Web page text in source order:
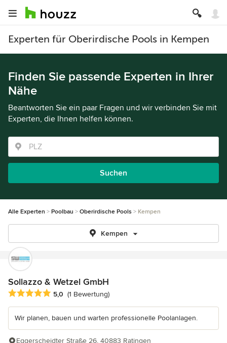
Experten für Oberirdische Pools in Kempen
Finden Sie passende Experten in Ihrer
Nähe
Beantworten Sie ein paar Fragen und wir verbinden Sie mit
Experten, die Ihnen helfen können.
Suchen
Alle Experten Poolbau Oberirdische Pools Kempen
Kempen
Sollazzo & Wetzel GmbH
Durchschnittliche Bewertung: 5 von 5 Sternen
5,0 (1 Bewertung)
Wir planen, bauen und warten professionelle Poolanlagen.
Eggerscheidter Straße 26, 40883 Ratingen